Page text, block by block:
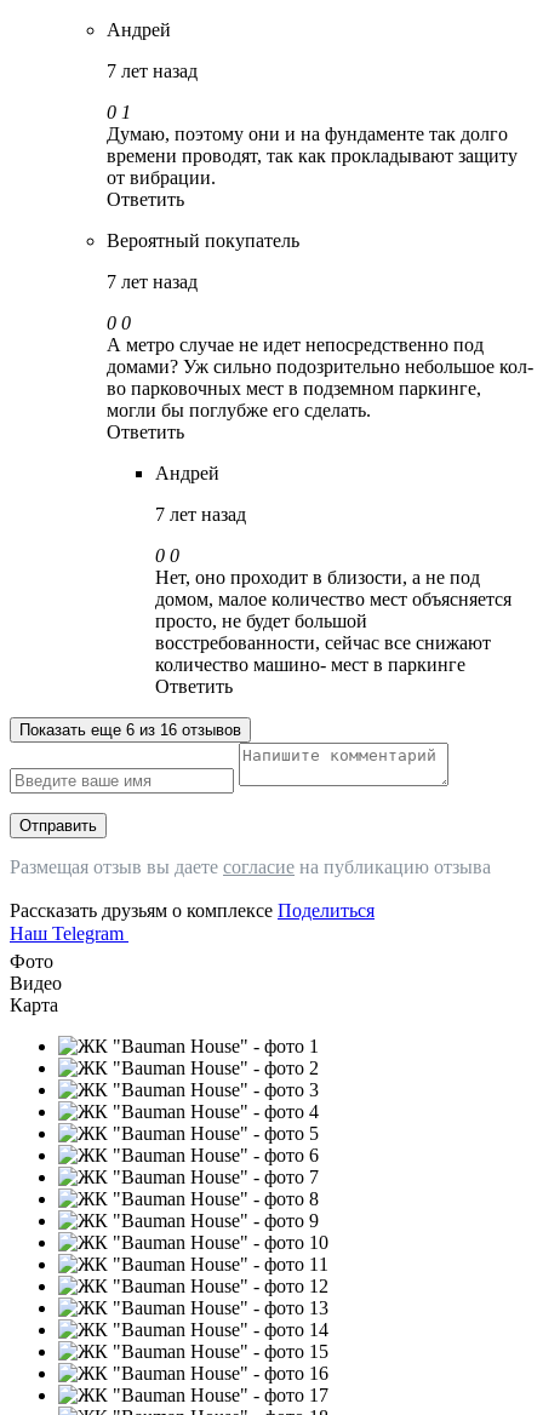
Андрей
7 лет назад
0 1
Думаю, поэтому они и на фундаменте так долго
времени проводят, так как прокладывают защиту
от вибрации.
Ответить
Вероятный покупатель
7 лет назад
0 0
А метро случае не идет непосредственно под
домами? Уж сильно подозрительно небольшое кол-
во парковочных мест в подземном паркинге,
могли бы поглубже его сделать.
Ответить
Андрей
7 лет назад
0 0
Нет, оно проходит в близости, а не под
домом, малое количество мест объясняется
просто, не будет большой
восстребованности, сейчас все снижают
количество машино- мест в паркинге
Ответить
Показать еще 6 из 16 отзывов
Отправить
Размещая отзыв вы даете согласие на публикацию отзыва
Рассказать друзьям о комплексе Поделиться
Наш Telegram
Фото
Видео
Карта